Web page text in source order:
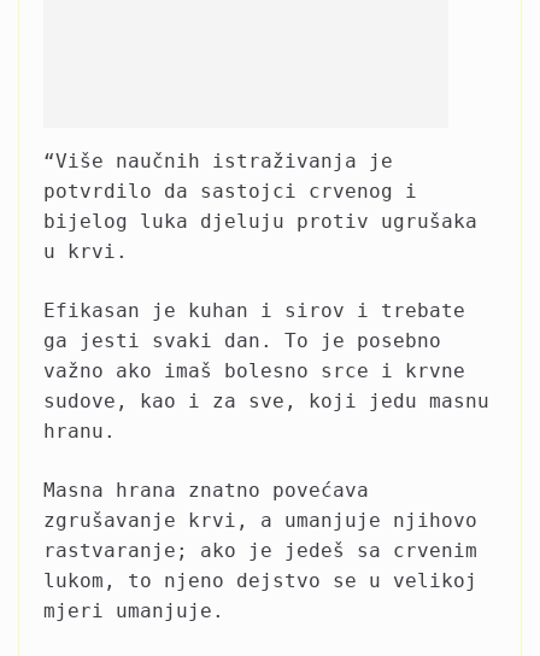
“Više naučnih istraživanja je
potvrdilo da sastojci crvenog i
bijelog luka djeluju protiv ugrušaka
u krvi.
Efikasan je kuhan i sirov i trebate
ga jesti svaki dan. To je posebno
važno ako imaš bolesno srce i krvne
sudove, kao i za sve, koji jedu masnu
hranu.
Masna hrana znatno povećava
zgrušavanje krvi, a umanjuje njihovo
rastvaranje; ako je jedeš sa crvenim
lukom, to njeno dejstvo se u velikoj
mjeri umanjuje.